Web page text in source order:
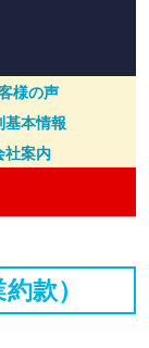
様の声
基本情報
社案内
款）